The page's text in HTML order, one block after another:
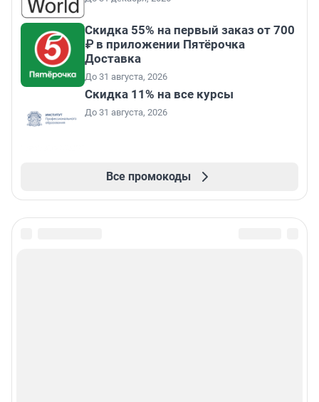
Скидка 55% на первый заказ от 700
₽ в приложении Пятёрочка
Доставка
До 31 августа, 2026
Скидка 11% на все курсы
До 31 августа, 2026
Все промокоды